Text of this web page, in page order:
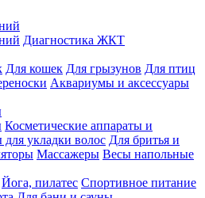
Диагностика ЖКТ
Для кошек Для грызунов Для птиц
Аквариумы и аксессуары
Косметические аппараты и
укладки волос Для бритья и
Массажеры Весы напольные
Йога, пилатес Спортивное питание